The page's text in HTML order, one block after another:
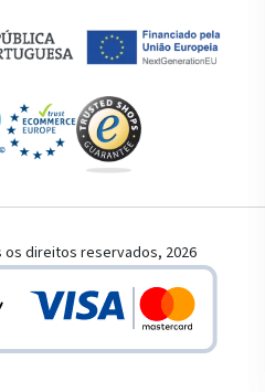
direitos reservados, 2026